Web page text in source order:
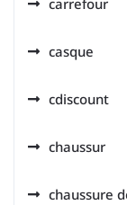
carrefour
casque
cdiscount
chaussur
chaussure